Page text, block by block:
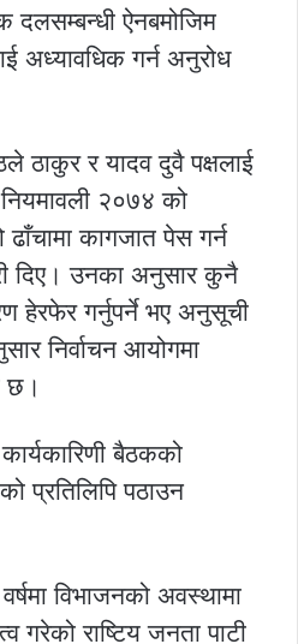
दलसम्बन्धी ऐनबमोजिम
अध्यावधिक गर्न अनुरोध
ठाकुर र यादव दुवै पक्षलाई
२०७४ को
कागजात पेस गर्न
दिए। उनका अनुसार कुनै
हेरफेर गर्नुपर्ने भए अनुसूची
निर्वाचन आयोगमा
छ।
बैठकको
प्रतिलिपि पठाउन
विभाजनको अवस्थामा
गरेको राष्टिय जनता पाटी